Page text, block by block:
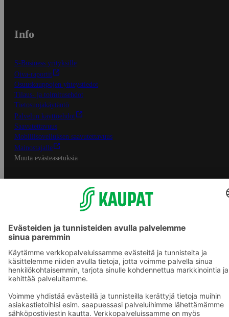
Info
S-Business yrityksille
Oiva-raportit
Osuuskauppojen yhteystiedot
Tilaus- ja toimitusehdot
Tietosuojakäytäntö
Palvelun käyttöehdot
Saavutettavuus
Mobiilisovelluksen saavutettavuus
Mainostajalle
Muuta evästeasetuksia
S-ryhmän palvelut
S-ryhmä
Asiakasomistajuus
Yhteishyvä Ruoka -sovellus
S-ostoslista -sovellus
Prisma.fi
Sokos.fi
S-Pankki
Yhteishyvä